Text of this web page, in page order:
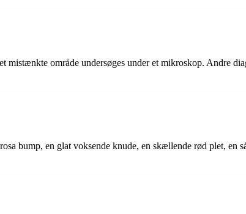
område undersøges under et mikroskop. Andre
bump, en glat voksende knude, en skællende rød plet, en